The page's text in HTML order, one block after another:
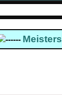
------